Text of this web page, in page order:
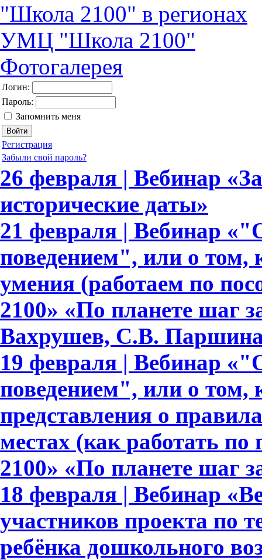
"Школа 2100" в регионах
УМЦ "Школа 2100"
Фотогалерея
Логин:
Пароль:
Запомнить меня
Регистрация
Забыли свой пароль?
26 февраля | Вебинар
исторические даты»
21 февраля | Вебинар
поведением", или о том,
умения (работаем по
2100» «По планете шаг
Вахрушев, С.В.
19 февраля | Вебинар
поведением", или о том,
представления о
местах (как работать
2100» «По планете шаг
18 февраля | Вебинар
участников проекта по
ребёнка дошкольного